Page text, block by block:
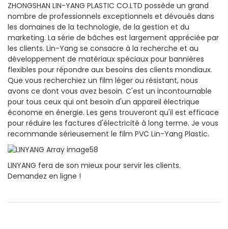
ZHONGSHAN LIN-YANG PLASTIC CO.LTD possède un grand
nombre de professionnels exceptionnels et dévoués dans
les domaines de la technologie, de la gestion et du
marketing. La série de bâches est largement appréciée par
les clients. Lin-Yang se consacre à la recherche et au
développement de matériaux spéciaux pour bannières
flexibles pour répondre aux besoins des clients mondiaux.
Que vous recherchiez un film léger ou résistant, nous
avons ce dont vous avez besoin. C'est un incontournable
pour tous ceux qui ont besoin d'un appareil électrique
économe en énergie. Les gens trouveront qu'il est efficace
pour réduire les factures d'électricité à long terme. Je vous
recommande sérieusement le film PVC Lin-Yang Plastic.
LINYANG fera de son mieux pour servir les clients.
Demandez en ligne !